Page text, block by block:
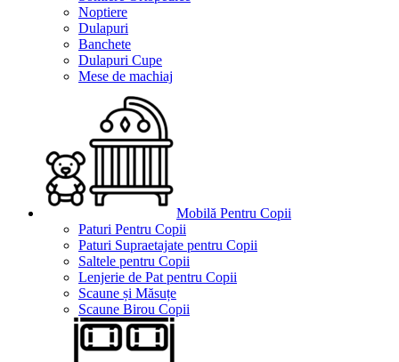
Noptiere
Dulapuri
Banchete
Dulapuri Cupe
Mese de machiaj
Mobilă Pentru Copii
Paturi Pentru Copii
Paturi Supraetajate pentru Copii
Saltele pentru Copii
Lenjerie de Pat pentru Copii
Scaune și Măsuțe
Scaune Birou Copii